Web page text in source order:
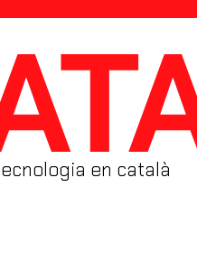
en català